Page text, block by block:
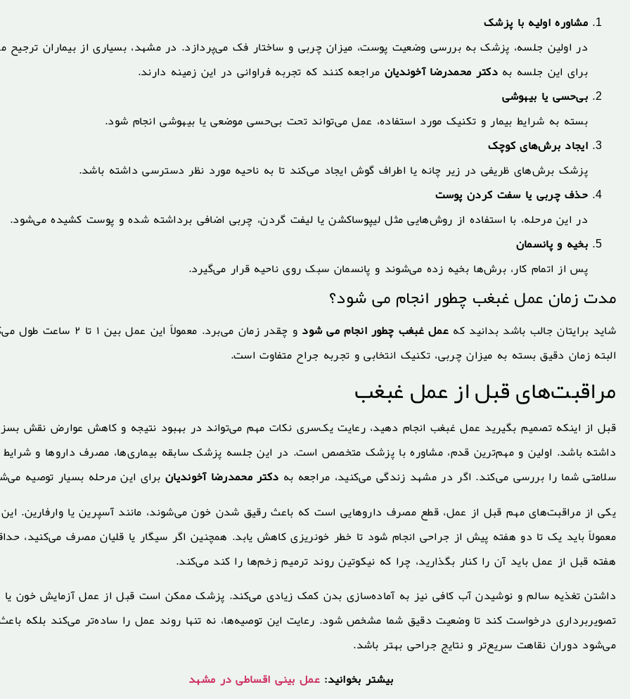
مشاوره اولیه با پزشک
در اولین جلسه، پزشک به بررسی وضعیت پوست، میزان چربی و ساختار فک می‌پردازد. در مشهد، بسیاری از بیماران ترجیح
برای این جلسه بهدکتر محمدرضا آخوندیان مراجعه کنند که تجربه فراوانی در این زمینه دارند.
بی‌حسی یا بیهوشی
بسته به شرایط بیمار و تکنیک مورد استفاده، عمل می‌تواند تحت بی‌حسی موضعی یا بیهوشی انجام شود.
ایجاد برش‌های کوچک
پزشک برش‌های ظریفی در زیر چانه یا اطراف گوش ایجاد می‌کند تا به ناحیه مورد نظر دسترسی داشته باشد.
حذف چربی یا سفت کردن پوست
در این مرحله، با استفاده از روش‌هایی مثل لیپوساکشن یا لیفت گردن، چربی اضافی برداشته شده و پوست کشیده می‌شود.
بخیه و پانسمان
پس از اتمام کار، برش‌ها بخیه زده می‌شوند و پانسمان سبک روی ناحیه قرار می‌گیرد.
مدت زمان عمل غبغب چطور انجام می شود؟
شاید برایتان جالب باشد بدانید که عمل غبغب چطور انجام می شود
و چقدر زمان می‌برد. معمولاً این عمل بین ۱
البته زمان دقیق بسته به میزان چربی، تکنیک انتخابی و تجربه جراح متفاوت است.
مراقبت‌های قبل از عمل غبغب
قبل از اینکه تصمیم بگیرید عمل غبغب انجام دهید، رعایت یک‌سری نکات مهم می‌تواند در بهبود نتیجه و کاهش عوارض نقش
داشته باشد. اولین و مهم‌ترین قدم، مشاوره با پزشک متخصص است. در این جلسه پزشک سابقه بیماری‌ها، مصرف داروها و
سلامتی شما را بررسی می‌کند. اگر در مشهد زندگی می‌کنید، مراجعه به دکتر محمدرضا آخوندیانبرای این مرحله بسیار توصیه
یکی از مراقبت‌های مهم قبل از عمل، قطع مصرف داروهایی است که باعث رقیق شدن خون می‌شوند، مانند آسپرین یا وارفارین. این
معمولاً باید یک تا دو هفته پیش از جراحی انجام شود تا خطر خونریزی کاهش یابد. همچنین اگر سیگار یا قلیان مصرف می‌کنید،
هفته قبل از عمل باید آن را کنار بگذارید، چرا که نیکوتین روند ترمیم زخم‌ها را کند می‌کند.
داشتن تغذیه سالم و نوشیدن آب کافی نیز به آماده‌سازی بدن کمک زیادی می‌کند. پزشک ممکن است قبل از عمل آزمایش خون یا
تصویربرداری درخواست کند تا وضعیت دقیق شما مشخص شود. رعایت این توصیه‌ها، نه تنها روند عمل را ساده‌تر می‌کند بلکه
می‌شود دوران نقاهت سریع‌تر و نتایج جراحی بهتر باشد.
بیشتر بخوانید:عمل بینی اقساطی در مشهد